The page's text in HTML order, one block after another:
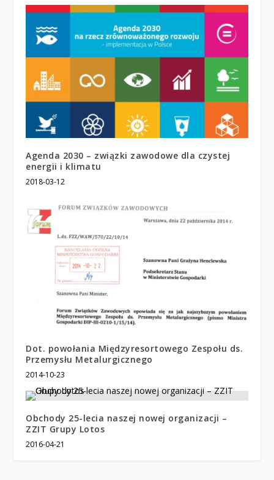
Agenda 2030 – związki zawodowe dla czystej
energii i klimatu
2018-03-12
Dot. powołania Międzyresortowego Zespołu ds.
Przemysłu Metalurgicznego
2014-10-23
Obchody 25-lecia naszej nowej organizacji –
ZZIT Grupy Lotos
2016-04-21